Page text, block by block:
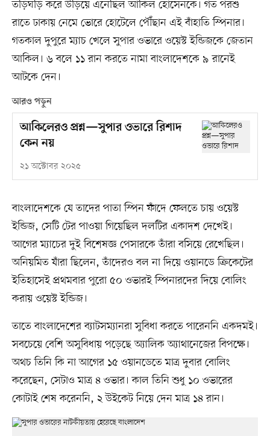
তড়িঘড়ি করে উড়িয়ে এনেছিল আকিল হোসেনকে। গত পরশু
রাতে ঢাকায় নেমে ভোরে হোটেলে পৌঁছান এই বাঁহাতি স্পিনার।
গতকাল দুপুরে ম্যাচ খেলে সুপার ওভারে ওয়েস্ট ইন্ডিজকে জেতান
আকিল। ৬ বলে ১১ রান করতে নামা বাংলাদেশকে ৯ রানেই
আটকে দেন।
আরও পড়ুন
আকিলেরও প্রশ্ন—সুপার ওভারে রিশাদ
কেন নয়
২১ অক্টোবর ২০২৫
বাংলাদেশকে যে তাদের পাতা স্পিন ফাঁদে ফেলতে চায় ওয়েস্ট
ইন্ডিজ, সেটি টের পাওয়া গিয়েছিল দলটির একাদশ দেখেই।
আগের ম্যাচের দুই বিশেষজ্ঞ পেসারকে তাঁরা বসিয়ে রেখেছিল।
অনিয়মিত যাঁরা ছিলেন, তাঁদেরও বল না দিয়ে ওয়ানডে ক্রিকেটের
ইতিহাসেই প্রথমবার পুরো ৫০ ওভারই স্পিনারদের দিয়ে বোলিং
করায় ওয়েস্ট ইন্ডিজ।
তাতে বাংলাদেশের ব্যাটসম্যানরা সুবিধা করতে পারেননি একদমই।
সবচেয়ে বেশি অসুবিধায় পড়েছে অ্যালিক অ্যাথানেজের বিপক্ষে।
অথচ তিনি কি না আগের ১৫ ওয়ানডেতে মাত্র দুবার বোলিং
করেছেন, সেটাও মাত্র ৪ ওভার। কাল তিনি শুধু ১০ ওভারের
কোটাই শেষ করেননি, ২ উইকেট নিয়ে দেন মাত্র ১৪ রান।